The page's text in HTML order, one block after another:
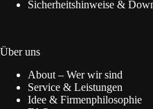
Sicherheitshinweise &
Über uns
About – Wer wir sind
Service & Leistungen
Idee & Firmenphilosophie